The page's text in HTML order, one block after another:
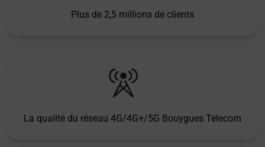
Plus de 2,5 millions de clients
La qualité du réseau 4G/4G+/5G Bouygues Telecom